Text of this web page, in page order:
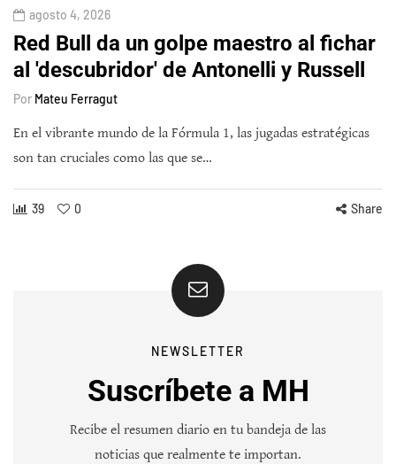
agosto 4, 2026
Red Bull da un golpe maestro al fichar
al 'descubridor' de Antonelli y Russell
Por Mateu Ferragut
En el vibrante mundo de la Fórmula 1, las jugadas estratégicas
son tan cruciales como las que se…
39 0 Share
NEWSLETTER
Suscríbete a MH
Recibe el resumen diario en tu bandeja de las
noticias que realmente te importan.